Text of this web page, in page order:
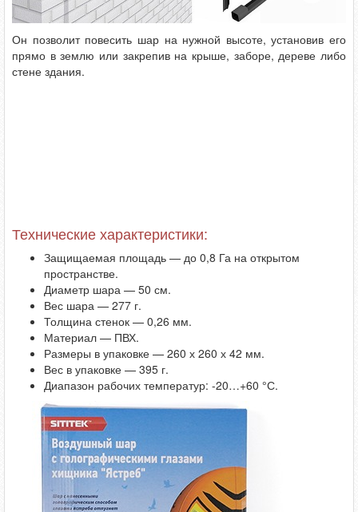
Он позволит повесить шар на нужной высоте, установив его
прямо в землю или закрепив на крыше, заборе, дереве либо
стене здания.
Технические характеристики:
Защищаемая площадь — до 0,8 Га на открытом
пространстве.
Диаметр шара — 50 см.
Вес шара — 277 г.
Толщина стенок — 0,26 мм.
Материал — ПВХ.
Размеры в упаковке — 260 х 260 х 42 мм.
Вес в упаковке — 395 г.
Диапазон рабочих температур: -20…+60 °С.